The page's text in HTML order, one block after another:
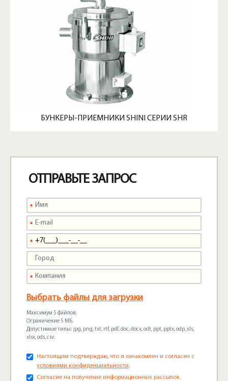
БУНКЕРЫ-ПРИЕМНИКИ SHINI СЕРИИ SHR
ОТПРАВЬТЕ ЗАПРОС
Выбрать файлы для загрузки
Максимум 5 файлов.
Ограничение 5 МБ.
Допустимые типы: jpg, png, txt, rtf, pdf, doc, docx, odt, ppt, pptx, odp, xls,
xlsx, ods, csv.
Настоящим подтверждаю, что я ознакомлен и согласен с
условиями конфиденциальности.
Согласие на получение информационных рассылок.